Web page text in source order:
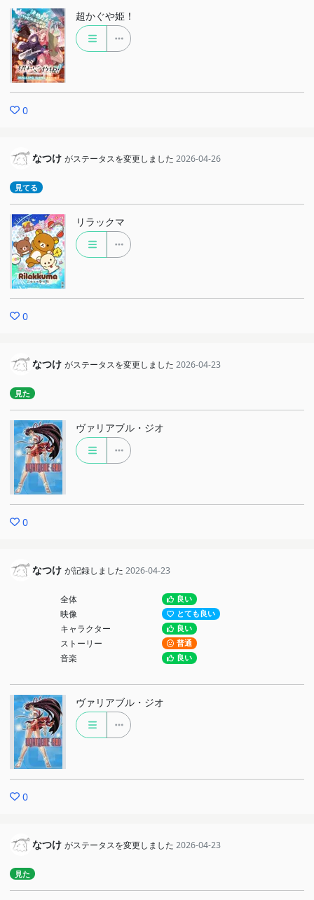
超かぐや姫！
0
なつけ がステータスを変更しました 2026-04-26
見てる
リラックマ
0
なつけ がステータスを変更しました 2026-04-23
見た
ヴァリアブル・ジオ
0
なつけ が記録しました 2026-04-23
全体 良い
映像 とても良い
キャラクター 良い
ストーリー 普通
音楽 良い
ヴァリアブル・ジオ
0
なつけ がステータスを変更しました 2026-04-23
見た